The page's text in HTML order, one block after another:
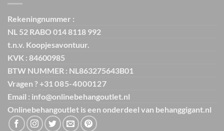
Rekeningnummer :
NL 52 RABO 014 8118 992
t.n.v. Koopjesavontuur.
KVK : 84600985
BTW NUMMER : NL863275643B01
Vragen ? +31 085-4000127
Email : info@onlinebehangoutlet.nl
Onlinebehangoutlet is een onderdeel van behanggigant.nl